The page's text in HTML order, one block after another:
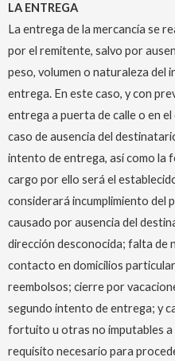
LA ENTREGA
La entrega de la mercancía se
por el remitente, salvo por
peso, volumen o naturaleza del
entrega. En este caso, y con
entrega a puerta de calle o en
caso de ausencia del
intento de entrega, así como la
cargo por ello será el
considerará incumplimiento del
causado por ausencia del
dirección desconocida; falta de
contacto en domicilios
reembolsos; cierre por
segundo intento de entrega; y
fortuito u otras no imputables a
requisito necesario para